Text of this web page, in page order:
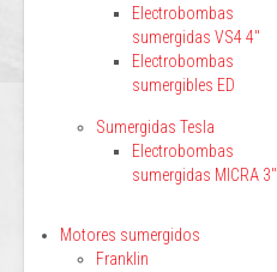
Electrobombas
sumergidas VS4 4"
Electrobombas
sumergibles ED
Sumergidas Tesla
Electrobombas
sumergidas MICRA 3"
Motores sumergidos
Franklin